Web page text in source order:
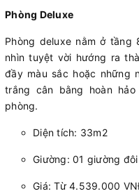
Phòng Deluxe
Phòng deluxe nằm ở
nhìn tuyệt vời hướng ra
đầy màu sắc hoặc những
trắng cân bằng hoàn
phòng.
Diện tích: 33m2
Giường: 01 giường
Giá: Từ 4.539.000